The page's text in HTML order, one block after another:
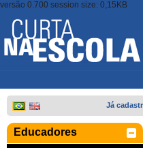
versão 0.700 session size: 0,15KB
Já
Educadores